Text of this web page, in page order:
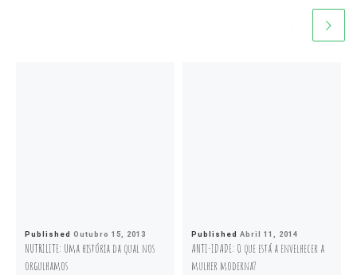
Published Outubro 15, 2013
NUTRILITE: Uma história da qual nos
orgulhamos
Published Abril 11, 2014
ANTI-IDADE: O que está a envelhecer a
mulher moderna?